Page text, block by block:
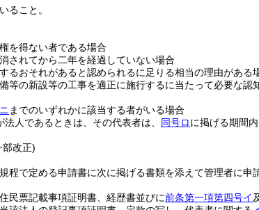
ること。
を得ない者である場合
されてから二年を経過していない場合
るおそれがあると認められるに足りる相当の理由がある
等の新設等の工事を適正に施行するに当たって必要な
ニ までのいずれかに該当する者がいる場合
人であるときは、その代表者は、 同号ロに掲げる期間
部改正)
程で定める申請書に次に掲げる書類を添えて管理者に申
票記載事項証明書、経歴書並びに前条第一項第四号イ